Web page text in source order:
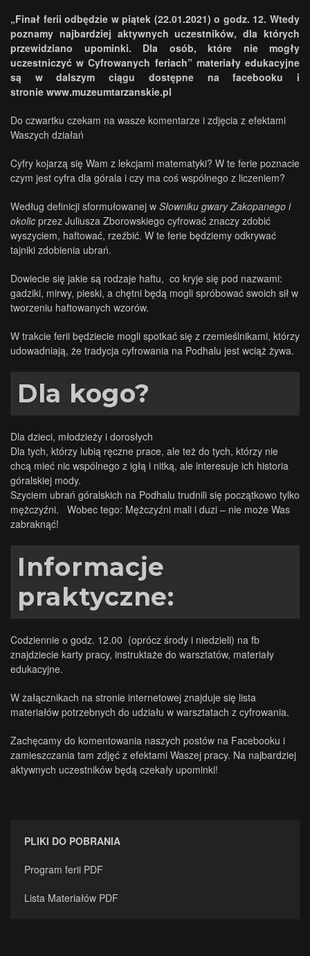
„Finał ferii odbędzie w piątek (22.01.2021) o godz. 12. Wtedy
poznamy najbardziej aktywnych uczestników, dla których
przewidziano upominki. Dla osób, które nie mogły
uczestniczyć w Cyfrowanych feriach” materiały edukacyjne
są w dalszym ciągu dostępne na facebooku i
stronie www.muzeumtarzanskie.pl
Do czwartku czekam na wasze komentarze i zdjęcia z efektami
Waszych działań
Cyfry kojarzą się Wam z lekcjami matematyki? W te ferie poznacie
czym jest cyfra dla górala i czy ma coś wspólnego z liczeniem?
Według definicji sformułowanej w Słowniku gwary Zakopanego i
okolic przez Juliusza Zborowskiego cyfrować znaczy zdobić
wyszyciem, haftować, rzeźbić. W te ferie będziemy odkrywać
tajniki zdobienia ubrań.
Dowiecie się jakie są rodzaje haftu, co kryje się pod nazwami:
gadziki, mirwy, pieski, a chętni będą mogli spróbować swoich sił w
tworzeniu haftowanych wzorów.
W trakcie ferii będziecie mogli spotkać się z rzemieślnikami, którzy
udowadniają, że tradycja cyfrowania na Podhalu jest wciąż żywa.
Dla kogo?
Dla dzieci, młodzieży i dorosłych
Dla tych, którzy lubią ręczne prace, ale też do tych, którzy nie
chcą mieć nic wspólnego z igłą i nitką, ale interesuje ich historia
góralskiej mody.
Szyciem ubrań góralskich na Podhalu trudnili się początkowo tylko
mężczyźni. Wobec tego: Mężczyźni mali i duzi – nie może Was
zabraknąć!
Informacje
praktyczne:
Codziennie o godz. 12.00 (oprócz środy i niedzieli) na fb
znajdziecie karty pracy, instruktaże do warsztatów, materiały
edukacyjne.
W załącznikach na stronie internetowej znajduje się lista
materiałów potrzebnych do udziału w warsztatach z cyfrowania.
Zachęcamy do komentowania naszych postów na Facebooku i
zamieszczania tam zdjęć z efektami Waszej pracy. Na najbardziej
aktywnych uczestników będą czekały upominki!
PLIKI DO POBRANIA
Program ferii PDF
Lista Materiałów PDF